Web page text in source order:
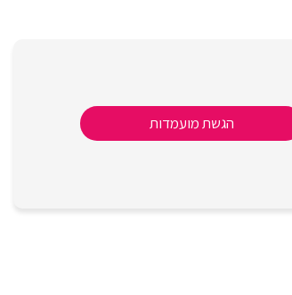
הגשת מועמדות